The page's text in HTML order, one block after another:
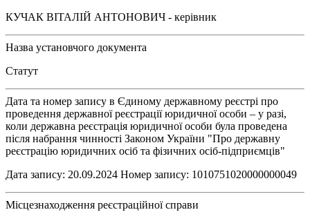
КУЧАК ВІТАЛІЙ АНТОНОВИЧ - керівник
Назва установчого документа
Статут
Дата та номер запису в Єдиному державному реєстрі про
проведення державної реєстрації юридичної особи – у разі,
коли державна реєстрація юридичної особи була проведена
після набрання чинності Законом України "Про державну
реєстрацію юридичних осіб та фізичних осіб-підприємців"
Дата запису: 20.09.2024 Номер запису: 1010751020000000049
Місцезнаходження реєстраційної справи